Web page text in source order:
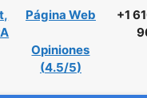
Página Web
Opiniones
(4.5/5)
+1